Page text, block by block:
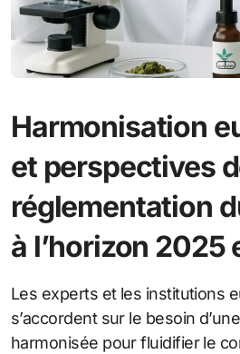
Harmonisation
et perspectives
réglementation
à l’horizon 2025
Les experts et les institutions
s’accordent sur le besoin
harmonisée pour fluidifier le